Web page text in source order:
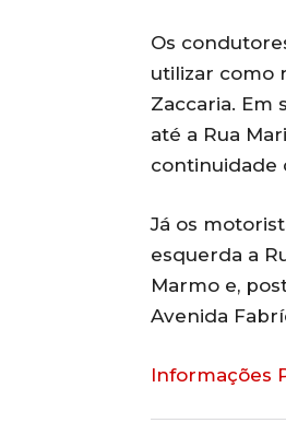
Os
utilizar como
Zaccaria. Em
até a Rua
continuidade
Já os
esquerda a
Marmo e,
Avenida
Informações